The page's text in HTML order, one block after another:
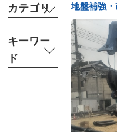
カテゴリ
キーワー
ド
地盤補強・